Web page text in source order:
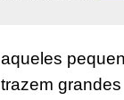
grandes